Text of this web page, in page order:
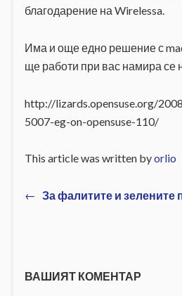
благодарение на Wirelessa.
Има и още едно решение с
ще работи при вас намира се
http://lizards.opensuse.org/
5007-eg-on-opensuse-110/
This article was written byorlio
Навигация
← Previous
За фалитите и зелените
ВАШИЯТ КОМЕНТАР